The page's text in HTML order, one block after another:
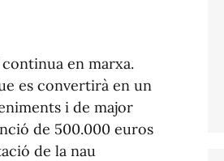
continua en marxa.
es convertirà en un
i de major
de 500.000 euros
de la nau